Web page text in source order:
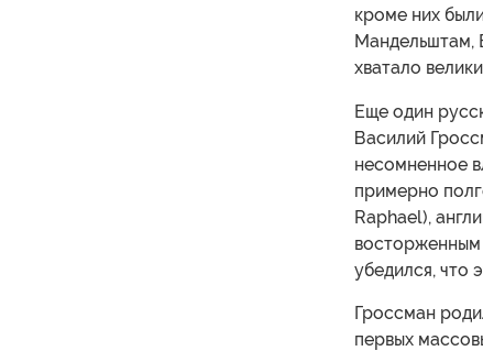
кроме них
Мандельштам,
хватало
Еще один
Василий
несомненное
примерно
Raphael),
восторженным
убедился, что
Гроссман
первых